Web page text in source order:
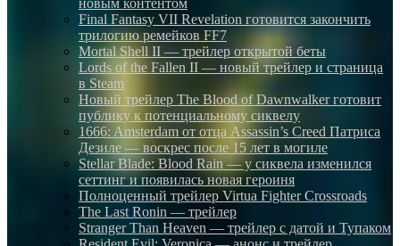
Final Fantasy VII Revelation готовится закончить
трилогию ремейков FF7
Mortal Shell II — трейлер открытой беты
Lords of the Fallen II — новый трейлер и страница
в Steam
Новый трейлер The Blood of Dawnwalker готовит
публику к потенциальному сиквелу
1666: Amsterdam от отца Assassin’s Creed Патриса
Дезиле — воскрес после 15 лет в могиле
Stellar Blade: Blood Rain — у сиквела изменился
сеттинг и появилась новая героиня
Полноценный трейлер Virtua Fighter Crossroads
The Last Ronin — трейлер
Stranger Than Heaven — трейлер с датой и Тупаком